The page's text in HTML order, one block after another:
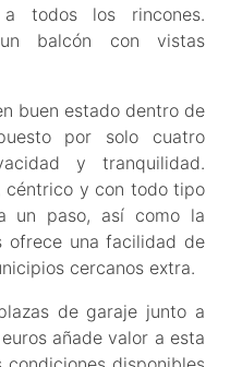
todos los rincones.
balcón con vistas
buen estado dentro de
por solo cuatro
y tranquilidad.
céntrico y con todo tipo
un paso, así como la
ofrece una facilidad de
cercanos extra.
de garaje junto a
añade valor a esta